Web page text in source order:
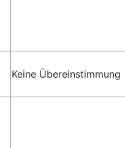
Keine Übereinstimmung